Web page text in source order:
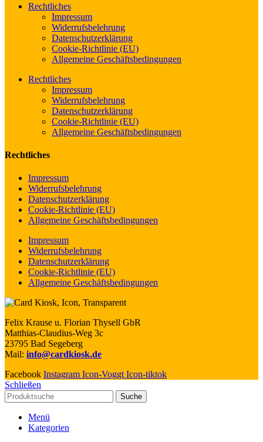
Rechtliches
Impressum
Widerrufsbelehrung
Datenschutzerklärung
Cookie-Richtlinie (EU)
Allgemeine Geschäftsbedingungen
Rechtliches
Impressum
Widerrufsbelehrung
Datenschutzerklärung
Cookie-Richtlinie (EU)
Allgemeine Geschäftsbedingungen
Rechtliches
Impressum
Widerrufsbelehrung
Datenschutzerklärung
Cookie-Richtlinie (EU)
Allgemeine Geschäftsbedingungen
Impressum
Widerrufsbelehrung
Datenschutzerklärung
Cookie-Richtlinie (EU)
Allgemeine Geschäftsbedingungen
Felix Krause u. Florian Thysell GbR
Matthias-Claudius-Weg 3c
23795 Bad Segeberg
Mail: info@cardkiosk.de
Facebook Instagram Icon-Voggt Icon-tiktok
Schließen
Suche
Menü
Kategorien